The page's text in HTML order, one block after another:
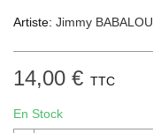
Artiste: Jimmy BABALOU
14,00 € TTC
En Stock